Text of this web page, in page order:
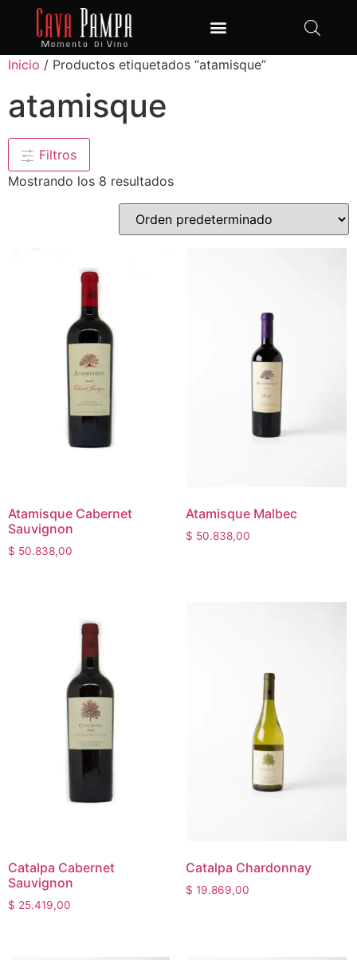
Inicio / Productos etiquetados “atamisque”
atamisque
Filtros
Mostrando los 8 resultados
Atamisque Cabernet
Sauvignon
$ 50.838,00
Atamisque Malbec
$ 50.838,00
Catalpa Cabernet
Sauvignon
$ 25.419,00
Catalpa Chardonnay
$ 19.869,00